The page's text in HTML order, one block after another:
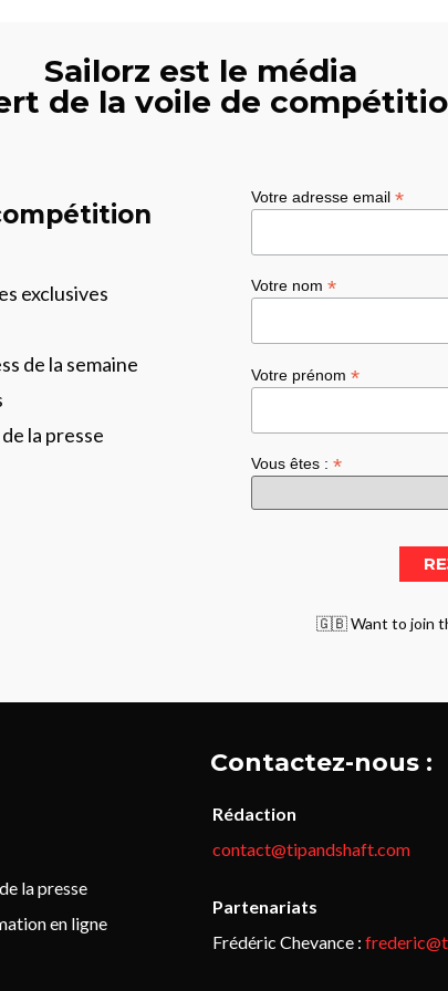
Sailorz est le média
de la voile de
exclusives
de la semaine
la presse
Votre adresse email *
Votre nom *
Votre prénom *
Vous êtes : *
🇬🇧 Want to join
la presse
en ligne
Contactez-nous :
Rédaction
contact@tipandshaft.com
Partenariats
Frédéric Chevance :